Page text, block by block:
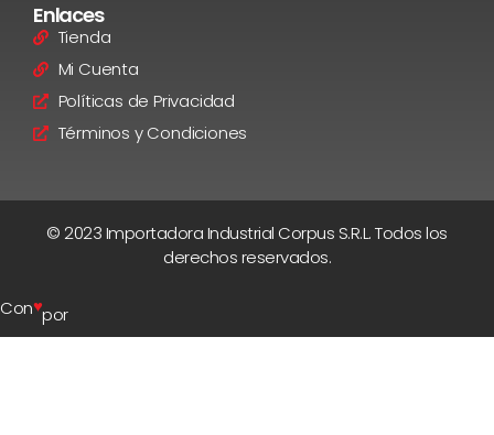
Enlaces
Tienda
Mi Cuenta
Políticas de Privacidad
Términos y Condiciones
© 2023 Importadora Industrial Corpus S.R.L. Todos los
derechos reservados.
Con♥por